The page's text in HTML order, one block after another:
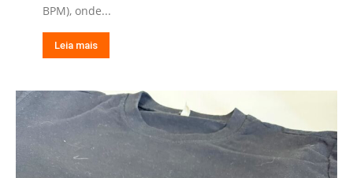
BPM), onde...
Leia mais